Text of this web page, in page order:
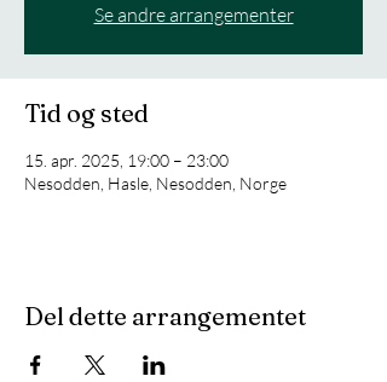
Se andre arrangementer
Tid og sted
15. apr. 2025, 19:00 – 23:00
Nesodden, Hasle, Nesodden, Norge
Del dette arrangementet